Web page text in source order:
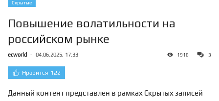
Скрытые
Повышение волатильности на
российском рынке
ecworld - 04.06.2025, 17:33 1916 3
Нравится 122
Данный контент представлен в рамках Скрытых записей